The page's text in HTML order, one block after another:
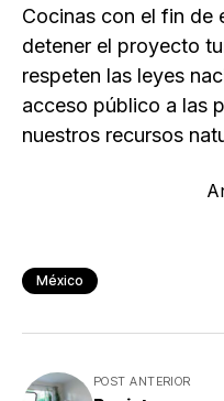
Cocinas con el fin de
detener el proyecto
respeten las leyes
acceso público a las
nuestros recursos
México
POST ANTERIOR